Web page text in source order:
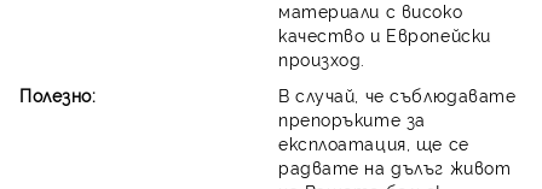
материали с високо
качество и Европейски
произход.
Полезно:
В случай, че съблюдавате
препоръките за
експлоатация, ще се
радвате на дълъг живот